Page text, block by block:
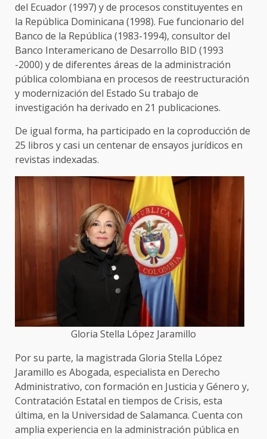
del Ecuador (1997) y de procesos constituyentes en
la República Dominicana (1998). Fue funcionario del
Banco de la República (1983-1994), consultor del
Banco Interamericano de Desarrollo BID (1993
-2000) y de diferentes áreas de la administración
pública colombiana en procesos de reestructuración
y modernización del Estado Su trabajo de
investigación ha derivado en 21 publicaciones.
De igual forma, ha participado en la coproducción de
25 libros y casi un centenar de ensayos jurídicos en
revistas indexadas.
Gloria Stella López Jaramillo
Por su parte, la magistrada Gloria Stella López
Jaramillo es Abogada, especialista en Derecho
Administrativo, con formación en Justicia y Género y,
Contratación Estatal en tiempos de Crisis, esta
última, en la Universidad de Salamanca. Cuenta con
amplia experiencia en la administración pública en